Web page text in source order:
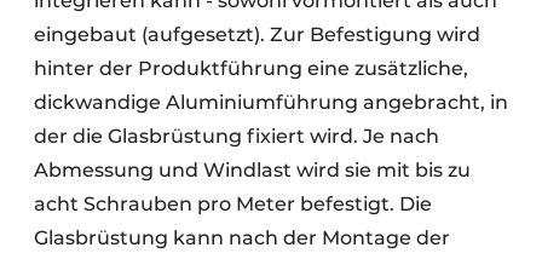
eingebaut (aufgesetzt). Zur Befestigung wird
hinter der Produktführung eine zusätzliche,
dickwandige Aluminiumführung angebracht, in
der die Glasbrüstung fixiert wird. Je nach
Abmessung und Windlast wird sie mit bis zu
acht Schrauben pro Meter befestigt. Die
Glasbrüstung kann nach der Montage der